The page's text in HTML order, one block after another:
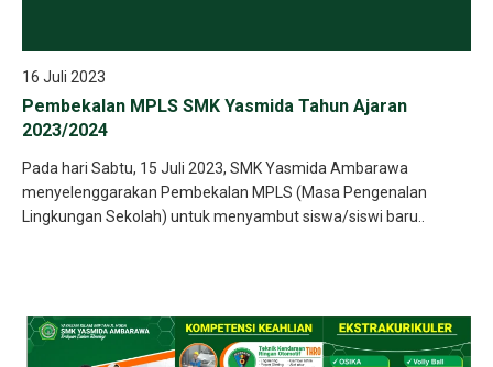
16 Juli 2023
Pembekalan MPLS SMK Yasmida Tahun Ajaran
2023/2024
Pada hari Sabtu, 15 Juli 2023, SMK Yasmida Ambarawa
menyelenggarakan Pembekalan MPLS (Masa Pengenalan
Lingkungan Sekolah) untuk menyambut siswa/siswi baru..